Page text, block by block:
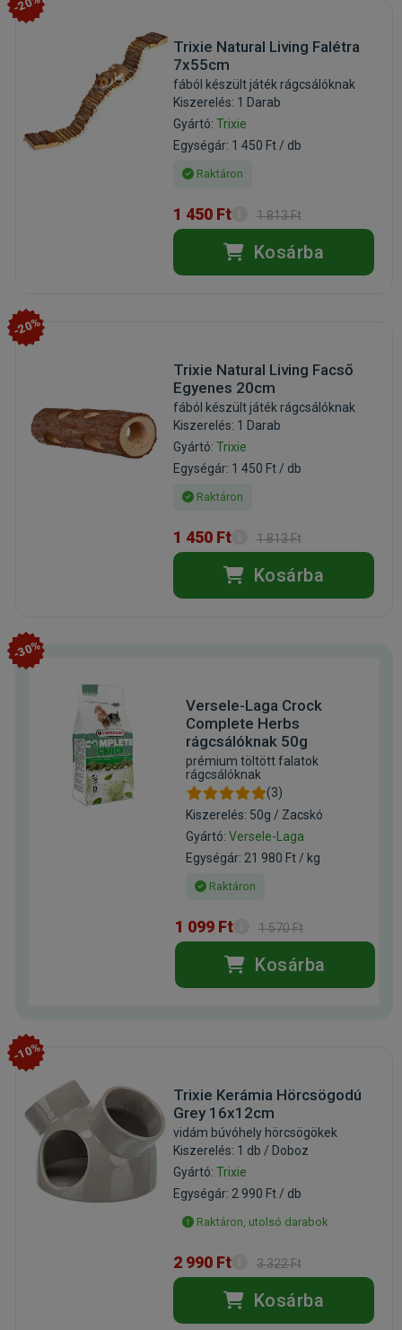
Trixie Natural Living Falétra
7x55cm
fából készült játék rágcsálóknak
Kiszerelés: 1 Darab
Gyártó: Trixie
Egységár: 1 450 Ft / db
Raktáron
1 450 Ft 1 813 Ft
Kosárba
-20%
Trixie Natural Living Facső
Egyenes 20cm
fából készült játék rágcsálóknak
Kiszerelés: 1 Darab
Gyártó: Trixie
Egységár: 1 450 Ft / db
Raktáron
1 450 Ft 1 813 Ft
Kosárba
-30%
Versele-Laga Crock
Complete Herbs
rágcsálóknak 50g
prémium töltött falatok
rágcsálóknak
(3)
Kiszerelés: 50g / Zacskó
Gyártó: Versele-Laga
Egységár: 21 980 Ft / kg
Raktáron
1 099 Ft 1 570 Ft
Kosárba
-10%
Trixie Kerámia Hörcsögodú
Grey 16x12cm
vidám búvóhely hörcsögökek
Kiszerelés: 1 db / Doboz
Gyártó: Trixie
Egységár: 2 990 Ft / db
Raktáron, utolsó darabok
2 990 Ft 3 322 Ft
Kosárba